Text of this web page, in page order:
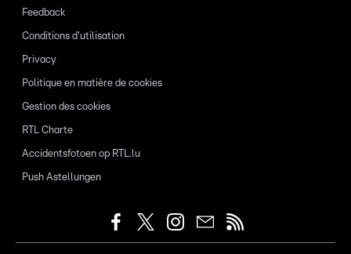
Feedback
Conditions d'utilisation
Privacy
Politique en matière de cookies
Gestion des cookies
RTL Charte
Accidentsfotoen op RTL.lu
Push Astellungen